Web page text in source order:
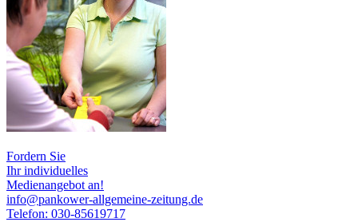
Fordern Sie
Ihr individuelles
Medienangebot an!
info@pankower-allgemeine-zeitung.de
Telefon: 030-85619717